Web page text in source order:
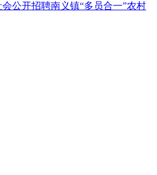
公开招聘南义镇“多员合一”农村